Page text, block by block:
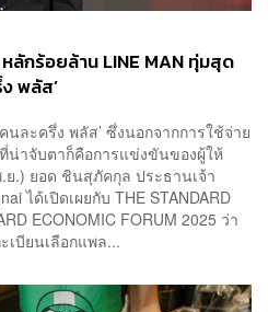
ลักร้อยล้าน LINE MAN ทุ่มสุด
พลัส’
นละครึ่ง พลัส’ ซึ่งนอกจากการใช้จ่าย
าจับตาก็คือการแข่งขันของผู้ให้
.) ยอด ชินสุภัคกุล ประธานเจ้า
ได้เปิดเผยกับ THE STANDARD
ECONOMIC FORUM 2025 ว่า
เบียนเลือกแพล...